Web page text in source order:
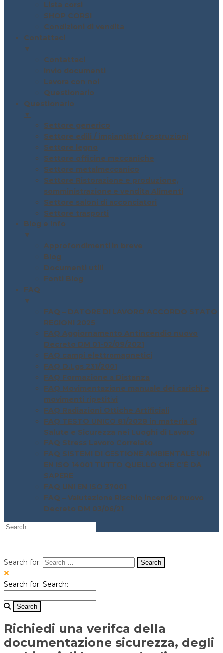
Lista corsi
SHOP CORSI
Condizioni di vendita
Contattaci
▼
Contattaci
Invio documenti
Lavora con noi
Questionario
Questionario
▼
Settore generico
Settore edili / impiantisti / costruzioni
Settore legno
Settore officine meccaniche
Settore metalmeccanico
Settore Ristorazione e produzione,
somministrazione e vendita Alimenti
Settore saloni di acconciatori
Settore trasporti
Blog e Info
▼
Approfondimenti in breve
Blog
Documenti utili
Fonti Blog
FAQ
▼
FAQ – DATORE DI LAVORO ACCORDO STATO
REGIONI 2025
FAQ Aggiornamento Antincendio nuovo
Decreto DM 01-02/09/2021
FAQ campi elettromagnetici
FAQ D.Lgs 231/2001
FAQ Formazione a Distanza
FAQ Movimentazione manuale dei carichi e
movimenti ripetitivi
FAQ Radiazioni Ottiche Artificiali
FAQ TESTO UNICO 81/2028 in materia di
Salute e Sicurezza nei Luoghi di Lavoro
FAQ Stress Lavoro Correlato
FAQ SISTEMI DI GESTIONE AMBIENTALE UNI
EN ISO 14001 TUTTO QUELLO CHE C’È DA
SAPERE
FAQ UNI EN ISO 37001
FAQ – Valutazione Rischio incendio nuovo
Decreto DM 03/06/21
Search for:
Search for: Search:
Richiedi una verifca della
documentazione sicurezza, degli